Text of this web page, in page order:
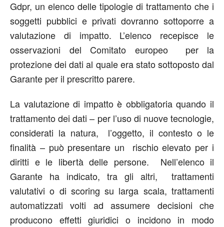
Gdpr, un elenco delle tipologie di trattamento che i
soggetti pubblici e privati dovranno sottoporre a
valutazione di impatto. L’elenco recepisce le
osservazioni del Comitato europeo per la
protezione dei dati al quale era stato sottoposto dal
Garante per il prescritto parere.
La valutazione di impatto è obbligatoria quando il
trattamento dei dati – per l’uso di nuove tecnologie,
considerati la natura, l’oggetto, il contesto o le
finalità – può presentare un rischio elevato per i
diritti e le libertà delle persone. Nell’elenco il
Garante ha indicato, tra gli altri, trattamenti
valutativi o di scoring su larga scala, trattamenti
automatizzati volti ad assumere decisioni che
producono effetti giuridici o incidono in modo